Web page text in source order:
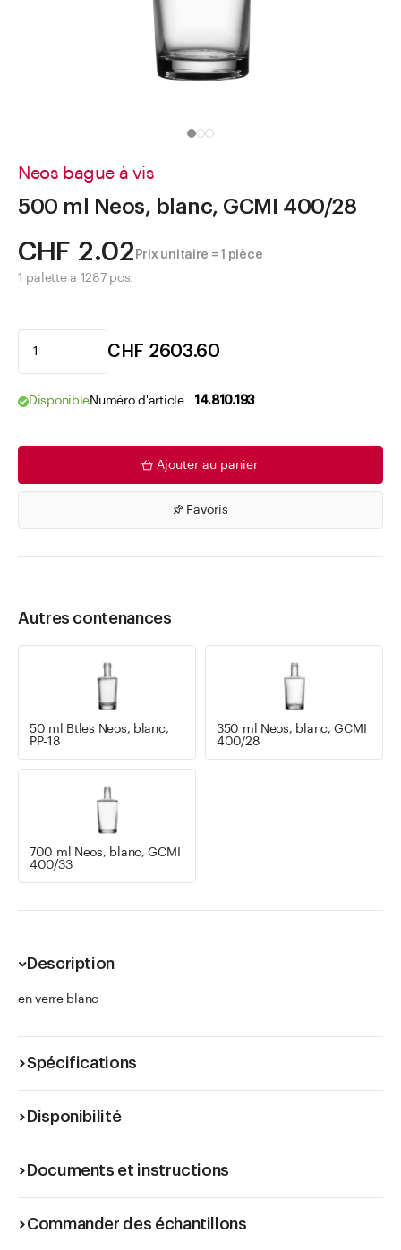
Neos bague à vis
500 ml Neos, blanc, GCMI 400/28
CHF 2.02 Prix unitaire = 1 pièce
1 palette a 1287 pcs.
CHF 2603.60
DisponibleNuméro d'article . 14.810.193
Ajouter au panier
Favoris
Autres contenances
50 ml Btles Neos, blanc,
PP-18
350 ml Neos, blanc, GCMI
400/28
700 ml Neos, blanc, GCMI
400/33
Description
en verre blanc
Spécifications
Disponibilité
Documents et instructions
Commander des échantillons